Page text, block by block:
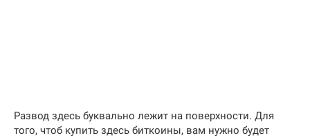
Развод здесь буквально лежит на поверхности. Для
того, чтоб купить здесь биткоины, вам нужно будет